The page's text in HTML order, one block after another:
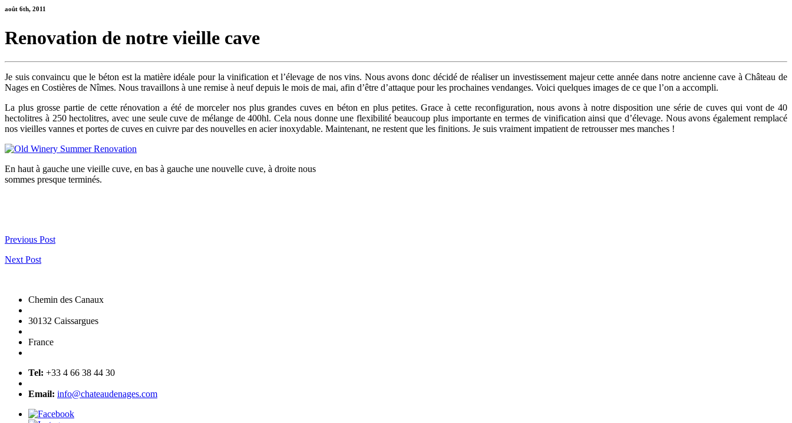
août 6th, 2011
Renovation de notre vieille cave
Je suis convaincu que le béton est la matière idéale pour la vinification et l’élevage de nos vins. Nous avons donc décidé de réaliser un investissement majeur cette année dans notre ancienne cave à Château de
Nages en Costières de Nîmes. Nous travaillons à une remise à neuf depuis le mois de mai, afin d’être d’attaque pour les prochaines vendanges. Voici quelques images de ce que l’on a accompli.
La plus grosse partie de cette rénovation a été de morceler nos plus grandes cuves en béton en plus petites. Grace à cette reconfiguration, nous avons à notre disposition une série de cuves qui vont de 40
hectolitres à 250 hectolitres, avec une seule cuve de mélange de 400hl. Cela nous donne une flexibilité beaucoup plus importante en termes de vinification ainsi que d’élevage. Nous avons également remplacé
nos vieilles vannes et portes de cuves en cuivre par des nouvelles en acier inoxydable. Maintenant, ne restent que les finitions. Je suis vraiment impatient de retrousser mes manches !
En haut à gauche une vieille cuve, en bas à gauche une nouvelle cuve, à droite nous
sommes presque terminés.
Previous Post
Next Post
Chemin des Canaux
30132 Caissargues
France
Tel: +33 4 66 38 44 30
Email: info@chateaudenages.com